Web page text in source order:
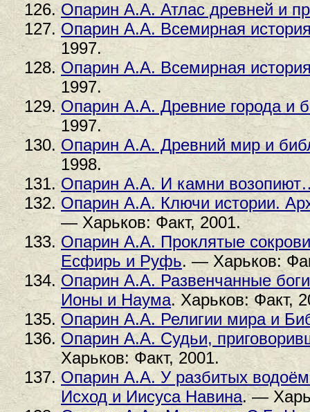
Опарин А.А. Атлас древней и
Опарин А.А. Всемирная
1997.
Опарин А.А. Всемирная
1997.
Опарин А.А. Древние города и
1997.
Опарин А.А. Древний мир и
1998.
Опарин А.А. И камни
Опарин А.А. Ключи истории.
— Харьков: Факт, 2001.
Опарин А.А. Проклятые
Есфирь и Руфь. — Харьков:
Опарин А.А. Развенчанные
Ионы и Наума. Харьков: Факт,
Опарин А.А. Религии мира и
Опарин А.А. Судьи,
Харьков: Факт, 2001.
Опарин А.А. У разбитых
Исход и Иисуса Навина. —